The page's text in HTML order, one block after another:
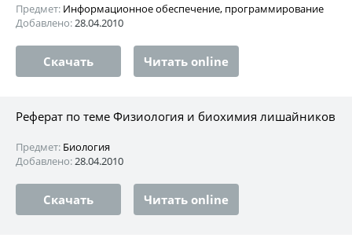
Предмет: Информационное обеспечение, программирование
Добавлено:28.04.2010
Скачать Читать online
Реферат по теме Физиология и биохимия лишайников
Предмет: Биология
Добавлено:28.04.2010
Скачать Читать online